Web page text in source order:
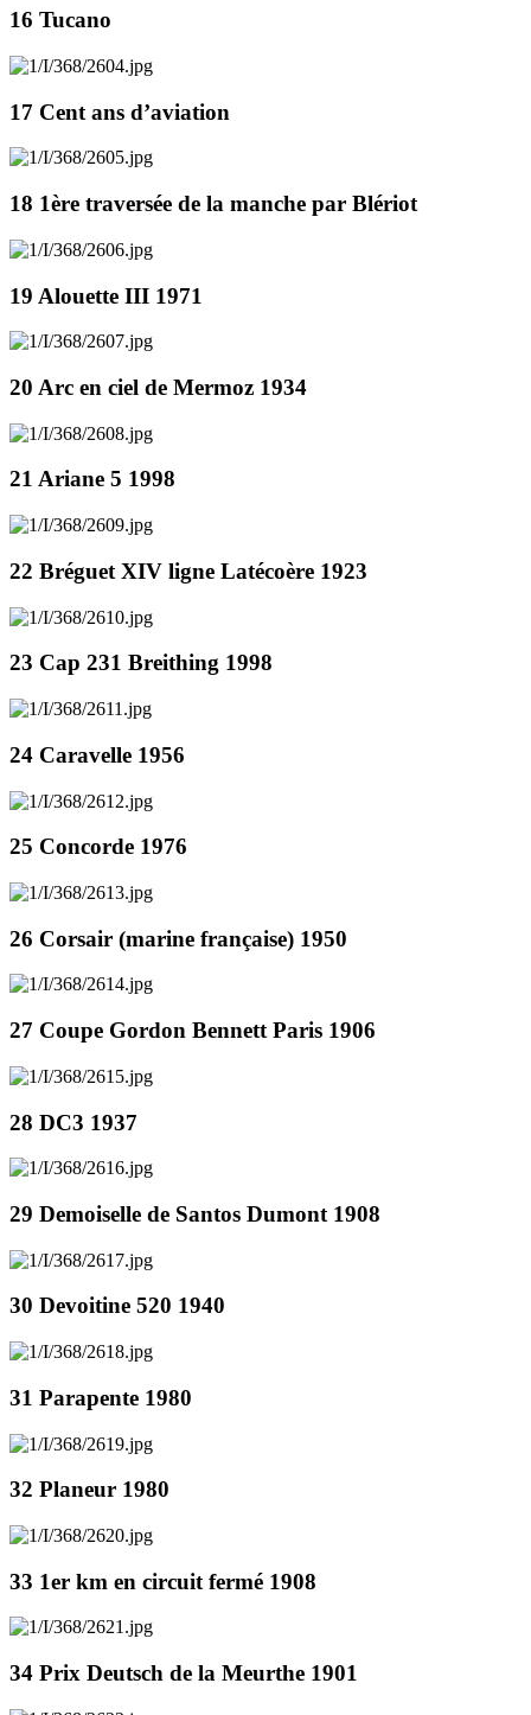
16 Tucano
17 Cent ans d’aviation
18 1ère traversée de la manche par Blériot
19 Alouette III 1971
20 Arc en ciel de Mermoz 1934
21 Ariane 5 1998
22 Bréguet XIV ligne Latécoère 1923
23 Cap 231 Breithing 1998
24 Caravelle 1956
25 Concorde 1976
26 Corsair (marine française) 1950
27 Coupe Gordon Bennett Paris 1906
28 DC3 1937
29 Demoiselle de Santos Dumont 1908
30 Devoitine 520 1940
31 Parapente 1980
32 Planeur 1980
33 1er km en circuit fermé 1908
34 Prix Deutsch de la Meurthe 1901